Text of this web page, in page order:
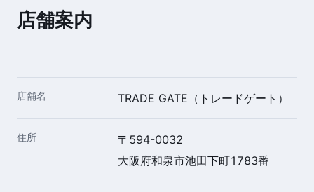
店舗案内
店舗名 TRADE GATE（トレードゲート）
住所
〒594-0032
大阪府和泉市池田下町1783番